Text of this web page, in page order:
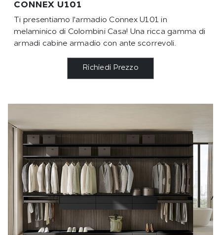
CONNEX U101
Ti presentiamo l'armadio Connex U101 in
melaminico di Colombini Casa! Una ricca gamma di
armadi cabine armadio con ante scorrevoli.
Richiedi Prezzo